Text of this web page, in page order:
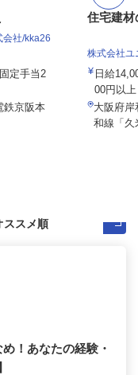
社/kka26
定手当2
鉄京阪本
住宅建
株式会社ユ
日給
00円以
大阪府岸
和線「久
！あなたの経験・